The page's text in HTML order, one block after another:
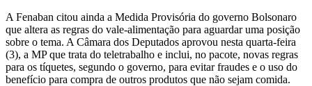
A Fenaban citou ainda a Medida Provisória do governo Bolsonaro
que altera as regras do vale-alimentação para aguardar uma posição
sobre o tema. A Câmara dos Deputados aprovou nesta quarta-feira
(3), a MP que trata do teletrabalho e inclui, no pacote, novas regras
para os tíquetes, segundo o governo, para evitar fraudes e o uso do
benefício para compra de outros produtos que não sejam comida.